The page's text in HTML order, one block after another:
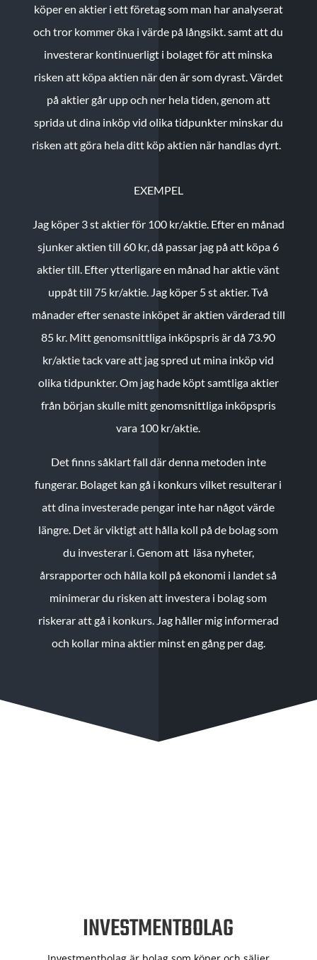
köper en aktier i ett företag som man har analyserat
och tror kommer öka i värde på långsikt. samt att du
investerar kontinuerligt i bolaget för att minska
risken att köpa aktien när den är som dyrast. Värdet
på aktier går upp och ner hela tiden, genom att
sprida ut dina inköp vid olika tidpunkter minskar du
risken att göra hela ditt köp aktien när handlas dyrt.
EXEMPEL
Jag köper 3 st aktier för 100 kr/aktie. Efter en månad
sjunker aktien till 60 kr, då passar jag på att köpa 6
aktier till. Efter ytterligare en månad har aktie vänt
uppåt till 75 kr/aktie. Jag köper 5 st aktier.Två
månader efter senaste inköpet är aktien värderad till
85 kr. Mitt genomsnittliga inköpspris är då 73.90
kr/aktie tack vare att jag spred ut mina inköp vid
olika tidpunkter. Om jag hade köpt samtliga aktier
från början skulle mitt genomsnittliga inköpspris
vara 100 kr/aktie.
Det finns såklart fall där denna metoden inte
fungerar. Bolaget kan gå i konkurs vilket resulterar i
att dina investerade pengar inte har något värde
längre. Det är viktigt att hålla koll på de bolag som
du investerar i. Genom att läsa nyheter,
årsrapporter och hålla koll på ekonomi i landet så
minimerar du risken att investera i bolag som
riskerar att gå i konkurs. Jag håller mig informerad
och kollar mina aktier minst en gång per dag.
INVESTMENTBOLAG